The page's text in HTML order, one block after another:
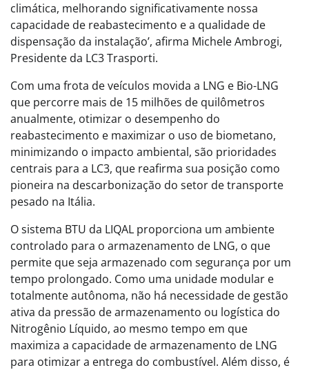
climática, melhorando significativamente nossa
capacidade de reabastecimento e a qualidade de
dispensação da instalação’, afirma Michele Ambrogi,
Presidente da LC3 Trasporti.
Com uma frota de veículos movida a LNG e Bio-LNG
que percorre mais de 15 milhões de quilômetros
anualmente, otimizar o desempenho do
reabastecimento e maximizar o uso de biometano,
minimizando o impacto ambiental, são prioridades
centrais para a LC3, que reafirma sua posição como
pioneira na descarbonização do setor de transporte
pesado na Itália.
O sistema BTU da LIQAL proporciona um ambiente
controlado para o armazenamento de LNG, o que
permite que seja armazenado com segurança por um
tempo prolongado. Como uma unidade modular e
totalmente autônoma, não há necessidade de gestão
ativa da pressão de armazenamento ou logística do
Nitrogênio Líquido, ao mesmo tempo em que
maximiza a capacidade de armazenamento de LNG
para otimizar a entrega do combustível. Além disso, é